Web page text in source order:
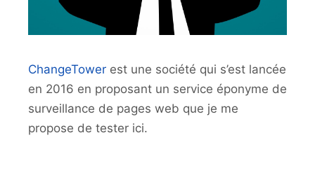
ChangeTower est une société qui s’est lancée
en 2016 en proposant un service éponyme de
surveillance de pages web que je me
propose de tester ici.